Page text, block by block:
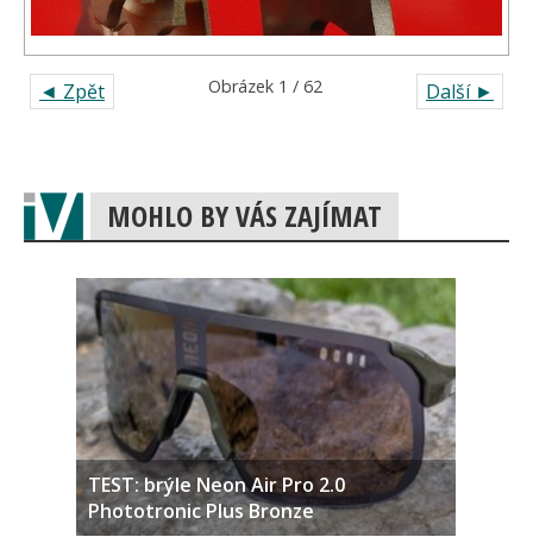
◄ Zpět Další ►
Obrázek 1 / 62
MOHLO BY VÁS ZAJÍMAT
TEST: brýle Neon Air Pro 2.0
Phototronic Plus Bronze